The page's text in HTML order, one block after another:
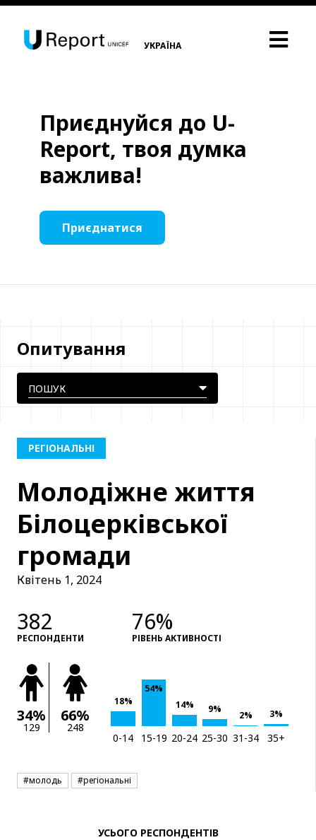
УКРАЇНА
Приєднуйся до U-
Report, твоя думка
важлива!
Приєднатися
Опитування
РЕГІОНАЛЬНІ
Молодіжне життя
Білоцерківської
громади
Квітень 1, 2024
382
РЕСПОНДЕНТИ
76%
РІВЕНЬ АКТИВНОСТІ
34%
129
66%
248
18%
54%
14%
9%
2% 3%
0-14 15-19 20-24 25-30 31-34 35+
#молодь #регіональні
УСЬОГО РЕСПОНДЕНТІВ